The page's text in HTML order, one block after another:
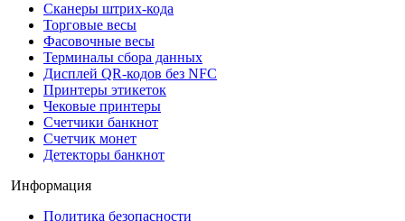
Сканеры штрих-кода
Торговые весы
Фасовочные весы
Терминалы сбора данных
Дисплей QR-кодов без NFC
Принтеры этикеток
Чековые принтеры
Счетчики банкнот
Счетчик монет
Детекторы банкнот
Информация
Политика безопасности